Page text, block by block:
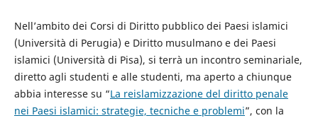
Nell’ambito dei Corsi di Diritto pubblico dei Paesi islamici
(Università di Perugia) e Diritto musulmano e dei Paesi
islamici (Università di Pisa), si terrà un incontro seminariale,
diretto agli studenti e alle studenti, ma aperto a chiunque
abbia interesse su “La reislamizzazione del diritto penale
nei Paesi islamici: strategie, tecniche e problemi”, con la